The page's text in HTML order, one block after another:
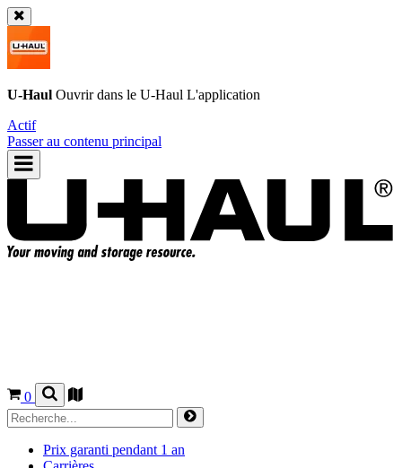
U-Haul Ouvrir dans le U-Haul L'application
Actif
Passer au contenu principal
0
Prix garanti pendant 1 an